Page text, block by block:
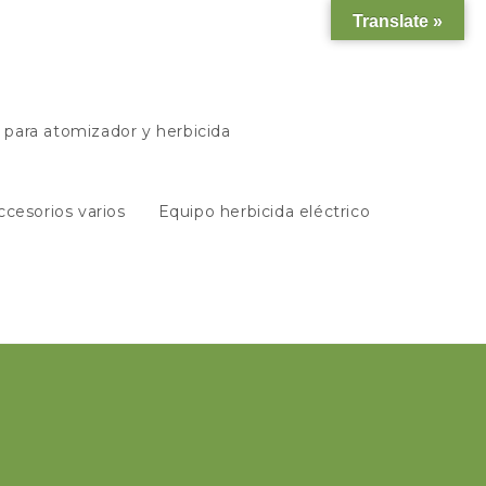
para atomizador y herbicida
varios Equipo herbicida eléctrico
Translate »